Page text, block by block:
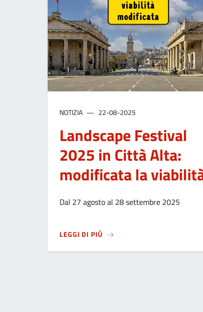
NOTIZIA 22-08-2025
Landscape Festival
2025 in Città Alta:
modificata la
Dal 27 agosto al 28 settembre 2025
LEGGI DI PIÙSULANDSCAPE FESTIVAL